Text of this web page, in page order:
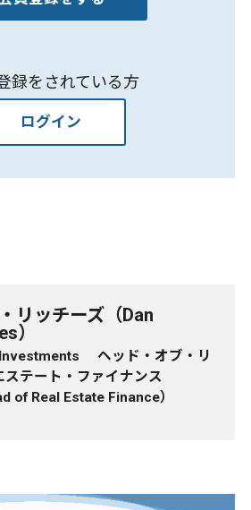
録をされている方
ログイン
リッチーズ（Dan
）
ヘッド・オブ・リ
ステート・ファイナンス
of Real Estate Finance）